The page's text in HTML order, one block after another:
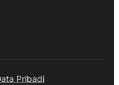
Pribadi